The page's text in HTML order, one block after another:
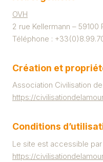
OVH
2 rue Kellermann – 59100
Téléphone :
Création et
Association Civilisation de
https://
Conditions
Le site est accessible
https://